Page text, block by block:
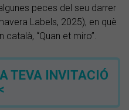
peces del seu darrer
Labels, 2025), en què
“Quan et miro”.
TEVA INVITACIÓ